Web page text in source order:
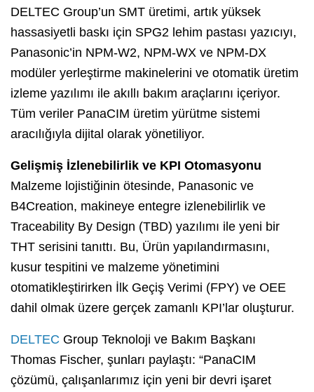
DELTEC Group’un SMT üretimi, artık yüksek
hassasiyetli baskı için SPG2 lehim pastası yazıcıyı,
Panasonic’in NPM-W2, NPM-WX ve NPM-DX
modüler yerleştirme makinelerini ve otomatik üretim
izleme yazılımı ile akıllı bakım araçlarını içeriyor.
Tüm veriler PanaCIM üretim yürütme sistemi
aracılığıyla dijital olarak yönetiliyor.
Gelişmiş İzlenebilirlik ve KPI Otomasyonu
Malzeme lojistiğinin ötesinde, Panasonic ve
B4Creation, makineye entegre izlenebilirlik ve
Traceability By Design (TBD) yazılımı ile yeni bir
THT serisini tanıttı. Bu, Ürün yapılandırmasını,
kusur tespitini ve malzeme yönetimini
otomatikleştirirken İlk Geçiş Verimi (FPY) ve OEE
dahil olmak üzere gerçek zamanlı KPI’lar oluşturur.
DELTEC Group Teknoloji ve Bakım Başkanı
Thomas Fischer, şunları paylaştı: “PanaCIM
çözümü, çalışanlarımız için yeni bir devri işaret